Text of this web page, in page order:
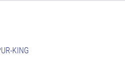
KING